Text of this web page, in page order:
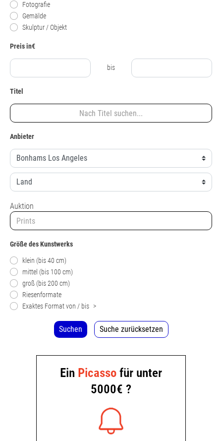
Fotografie
Gemälde
Skulptur / Objekt
Preis in€
bis
Titel
Anbieter
Auktion
Größe des Kunstwerks
klein (bis 40 cm)
mittel (bis 100 cm)
groß (bis 200 cm)
Riesenformate
Exaktes Format von / bis >
Suchen Suche zurücksetzen